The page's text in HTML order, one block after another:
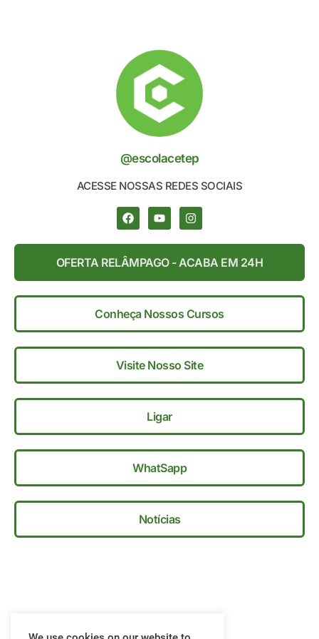
@escolacetep
ACESSE NOSSAS REDES SOCIAIS
OFERTA RELÂMPAGO - ACABA EM 24H
Conheça Nossos Cursos
Visite Nosso Site
Ligar
WhatSapp
Notícias